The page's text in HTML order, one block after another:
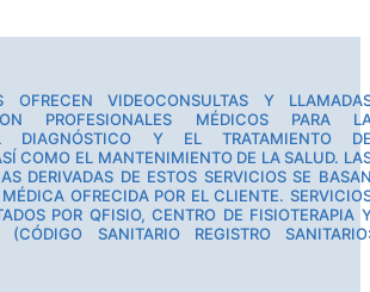
OFRECEN VIDEOCONSULTAS Y
PROFESIONALES MÉDICOS PARA
DIAGNÓSTICO Y EL TRATAMIENTO
COMO EL MANTENIMIENTO DE LA SALUD.
DERIVADAS DE ESTOS SERVICIOS SE
OFRECIDA POR EL CLIENTE.
POR QFISIO, CENTRO DE FISIOTERAPIA
(CÓDIGO SANITARIO REGISTRO